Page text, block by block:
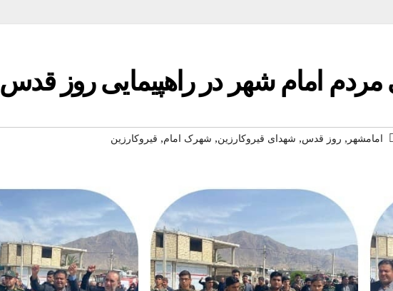
امام شهر در راهپیمایی روز قدس
امامشهر , روز قدس, شهدای قیروکارزین, شهرک امام, قیروکارزین